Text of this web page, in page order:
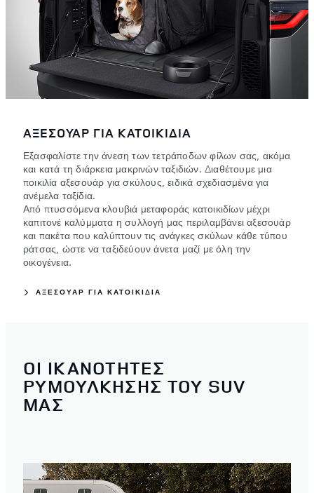
ΑΞΕΣΟΥΑΡ ΓΙΑ ΚΑΤΟΙΚΙΔΙΑ
Εξασφαλίστε την άνεση των τετράποδων φίλων σας, ακόμα
και κατά τη διάρκεια μακρινών ταξιδιών. Διαθέτουμε μια
ποικιλία αξεσουάρ για σκύλους, ειδικά σχεδιασμένα για
ανέμελα ταξίδια.
Από πτυσσόμενα κλουβιά μεταφοράς κατοικιδίων μέχρι
καπιτονέ καλύμματα η συλλογή μας περιλαμβάνει αξεσουάρ
και πακέτα που καλύπτουν τις ανάγκες σκύλων κάθε τύπου
ράτσας, ώστε να ταξιδεύουν άνετα μαζί με όλη την
οικογένεια.
ΑΞΕΣΟΥΑΡ ΓΙΑ ΚΑΤΟΙΚΙΔΙΑ
ΟΙ ΙΚΑΝΟΤΗΤΕΣ
ΡΥΜΟΥΛΚΗΣΗΣ ΤΟΥ SUV
ΜΑΣ